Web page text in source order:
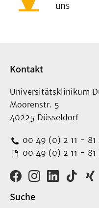
uns
Kontakt
Universitätsklinikum
Moorenstr. 5
40225 Düsseldorf
00 49 (0) 2 11 - 81
00 49 (0) 2 11 - 81
Suche